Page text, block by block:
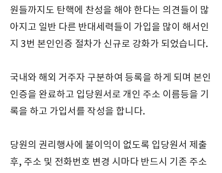
원들까지도 탄핵에 찬성을 해야 한다는 의견들이 많
아지고 일반 다른 반대세력들이 가입을 많이 해서인
지 3번 본인인증 절차가 신규로 강화가 되었습니다.
국내와 해외 거주자 구분하여 등록을 하게 되며 본인
인증을 완료하고 입당원서로 개인 주소 이름등을 기
록을 하고 가입서를 작성을 합니다.
당원의 권리행사에 불이익이 없도록 입당원서 제출
후, 주소 및 전화번호 변경 시마다 반드시 기존 주소